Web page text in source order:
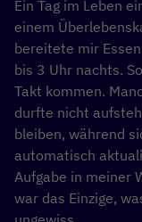
Ein Tag im Leben
einem
bereitete mir
bis 3 Uhr nachts.
Takt kommen.
durfte nicht
bleiben, während
automatisch
Aufgabe in meiner
war das Einzige,